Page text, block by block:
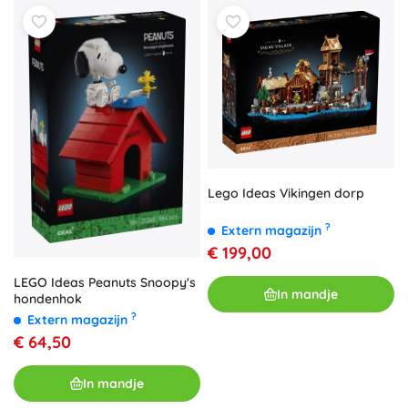
LEGO Ideas Peanuts Snoopy's
hondenhok
Extern magazijn ?
€ 64,50
In mandje
Lego Ideas Vikingen dorp
Extern magazijn ?
€ 199,00
In mandje